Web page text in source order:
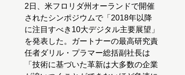
2日、米フロリダ州オーランドで開催
されたシンポジウムで「2018年以降
に注目すべき10大デジタル主要展望」
を発表した。ガートナーの最高研究責
任者ダリル・プラマー総括副社長は
「技術に基づいた革新は大多数の企業